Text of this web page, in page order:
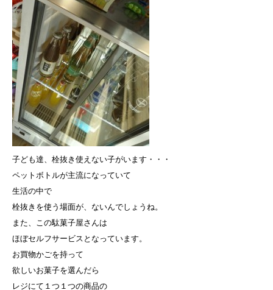
子ども達、栓抜き使えない子がいます・・・
ペットボトルが主流になっていて
生活の中で
栓抜きを使う場面が、ないんでしょうね。
また、この駄菓子屋さんは
ほぼセルフサービスとなっています。
お買物かごを持って
欲しいお菓子を選んだら
レジにて１つ１つの商品の